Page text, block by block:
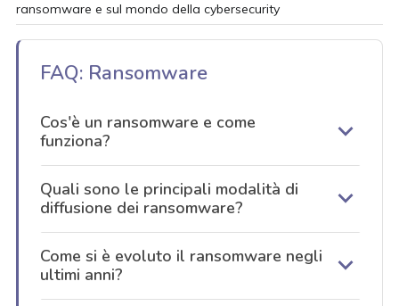
ransomware e sul mondo della cybersecurity
FAQ: Ransomware
Cos'è un ransomware e come
funziona?
Quali sono le principali modalità di
diffusione dei ransomware?
Come si è evoluto il ransomware negli
ultimi anni?